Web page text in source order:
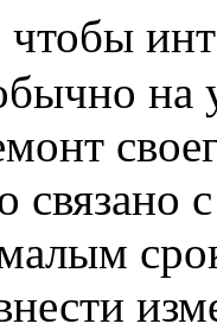
чтобы
на